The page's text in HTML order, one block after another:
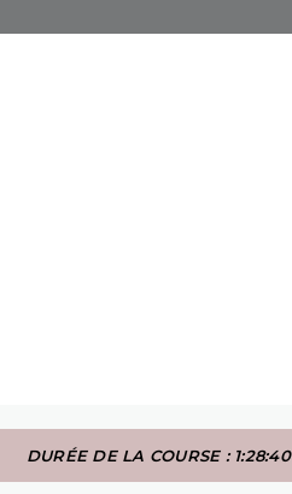
DURÉE DE LA COURSE : 1:28:40